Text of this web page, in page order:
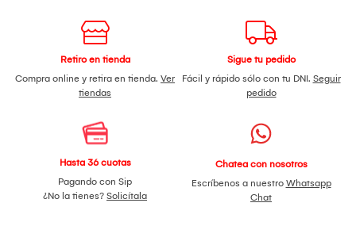
Retiro en tienda
Compra online y retira en tienda. Ver
tiendas
Sigue tu pedido
Fácil y rápido sólo con tu DNI. Seguir
pedido
Hasta 36 cuotas
Pagando con Sip
¿No la tienes? Solicítala
Chatea con nosotros
Escríbenos a nuestro Whatsapp
Chat